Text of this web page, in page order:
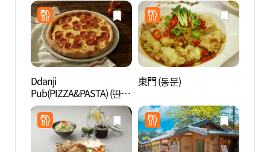
Ddanji
Pub(PIZZA&PASTA) (딴지
펍 (PIZZA&PASTA))
東門 (동문)